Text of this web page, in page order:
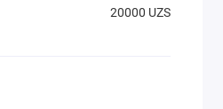
20000 UZS